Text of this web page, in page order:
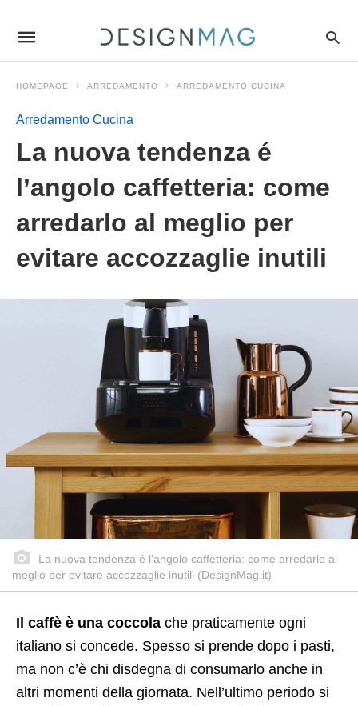
designmagit
/articolo/la-
tendenza-
langolo-
come-
meglio-
evitare-
accozzaglie-
HOMEPAGE ARREDAMENTO ARREDAMENTO CUCINA
Arredamento Cucina
La nuova tendenza é
l’angolo caffetteria: come
arredarlo al meglio per
evitare accozzaglie inutili
La nuova tendenza é l'angolo caffetteria: come arredarlo al
meglio per evitare accozzaglie inutili (DesignMag.it)
Il caffè è una coccola che praticamente ogni
italiano si concede. Spesso si prende dopo i pasti,
ma non c’è chi disdegna di consumarlo anche in
altri momenti della giornata. Nell’ultimo periodo si